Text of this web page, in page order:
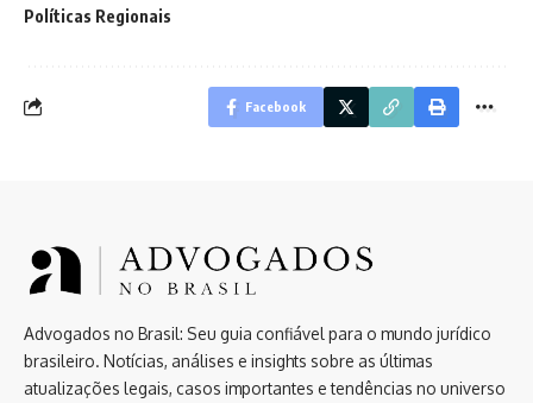
Políticas Regionais
Facebook
Advogados no Brasil: Seu guia confiável para o mundo jurídico
brasileiro. Notícias, análises e insights sobre as últimas
atualizações legais, casos importantes e tendências no universo